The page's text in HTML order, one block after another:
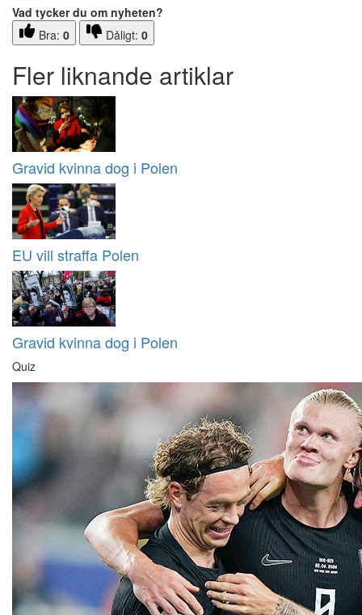
Vad tycker du om nyheten?
Bra: 0 Dåligt: 0
Fler liknande artiklar
Gravid kvinna dog i Polen
EU vill straffa Polen
Gravid kvinna dog i Polen
Quiz